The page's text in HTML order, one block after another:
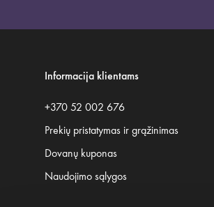
Informacija klientams
+370 52 002 676
Prekių pristatymas ir grąžinimas
Dovanų kuponas
Naudojimo sąlygos